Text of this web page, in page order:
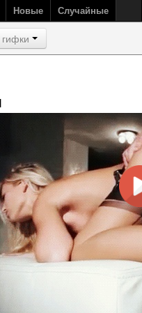
Новые Случайные